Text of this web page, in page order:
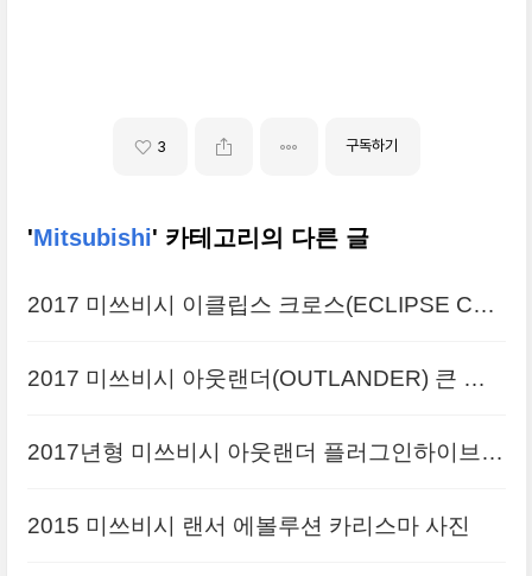
3 구독하기
'Mitsubishi' 카테고리의 다른 글
2017 미쓰비시 이클립스 크로스(ECLIPSE CR
2017 미쓰비시 아웃랜더(OUTLANDER) 큰 사
2017년형 미쓰비시 아웃랜더 플러그인하이브리
2015 미쓰비시 랜서 에볼루션 카리스마 사진